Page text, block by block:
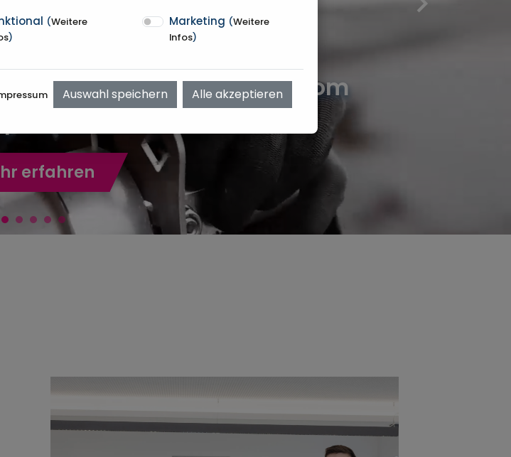
Blitzschutzlösungen vom
erfahren
(Weitere
)
Marketing (Weitere
Infos)
Auswahl speichern Alle akzeptieren